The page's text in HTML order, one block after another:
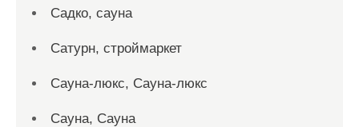
Садко, сауна
Сатурн, строймаркет
Сауна-люкс, Сауна-люкс
Сауна, Сауна